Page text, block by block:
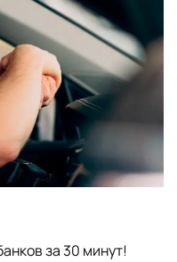
за 30 минут!